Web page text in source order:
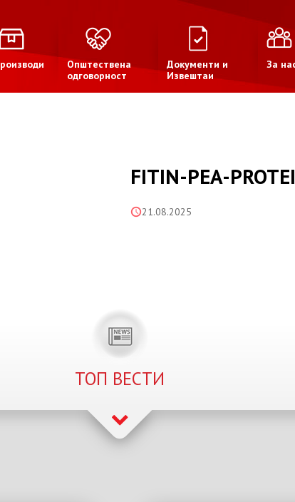
Општествена
одговорност
Документи и
Извештаи
За
FITIN-PEA-
21.08.2025
ТОП ВЕСТИ